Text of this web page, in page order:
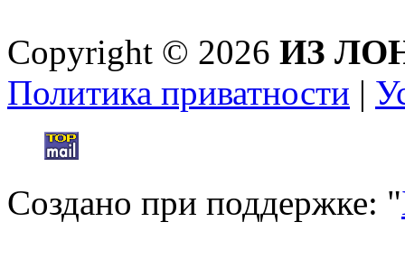
Copyright © 2026 ИЗ
Политика приватности |
Создано при поддержке: "